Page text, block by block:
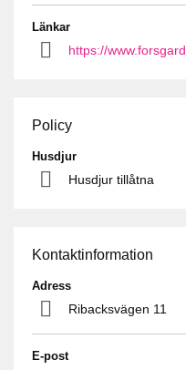
Länkar
https://
Policy
Husdjur
Husdjur tillåtna
Kontaktinformation
Adress
Ribacksvägen 11
E-post